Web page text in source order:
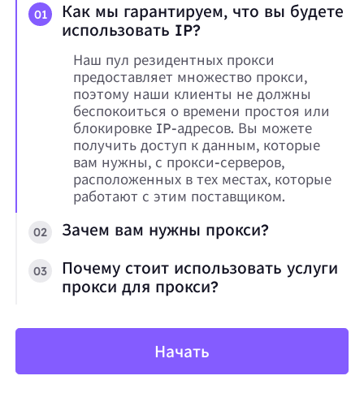
01
Как мы гарантируем, что вы будете
использовать IP?
Наш пул резидентных прокси
предоставляет множество прокси,
поэтому наши клиенты не должны
беспокоиться о времени простоя или
блокировке IP-адресов. Вы можете
получить доступ к данным, которые
вам нужны, с прокси-серверов,
расположенных в тех местах, которые
работают с этим поставщиком.
02 Зачем вам нужны прокси?
03
Почему стоит использовать услуги
прокси для прокси?
Начать